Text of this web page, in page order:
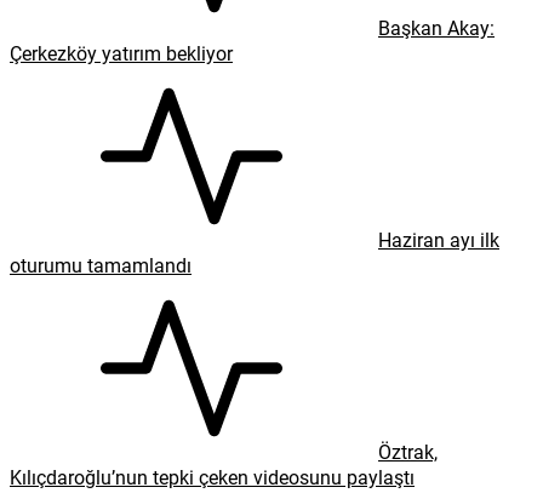
Başkan Akay:
Çerkezköy yatırım bekliyor
Haziran ayı ilk
oturumu tamamlandı
Öztrak,
Kılıçdaroğlu’nun tepki çeken videosunu paylaştı